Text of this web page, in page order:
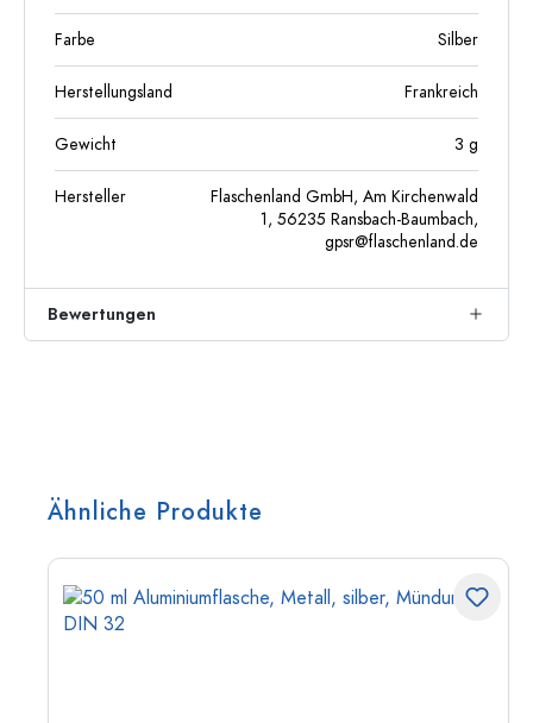
Farbe Silber
Herstellungsland Frankreich
Gewicht 3 g
Hersteller
Flaschenland GmbH, Am Kirchenwald
1, 56235 Ransbach-Baumbach,
gpsr@flaschenland.de
Bewertungen
Ähnliche Produkte